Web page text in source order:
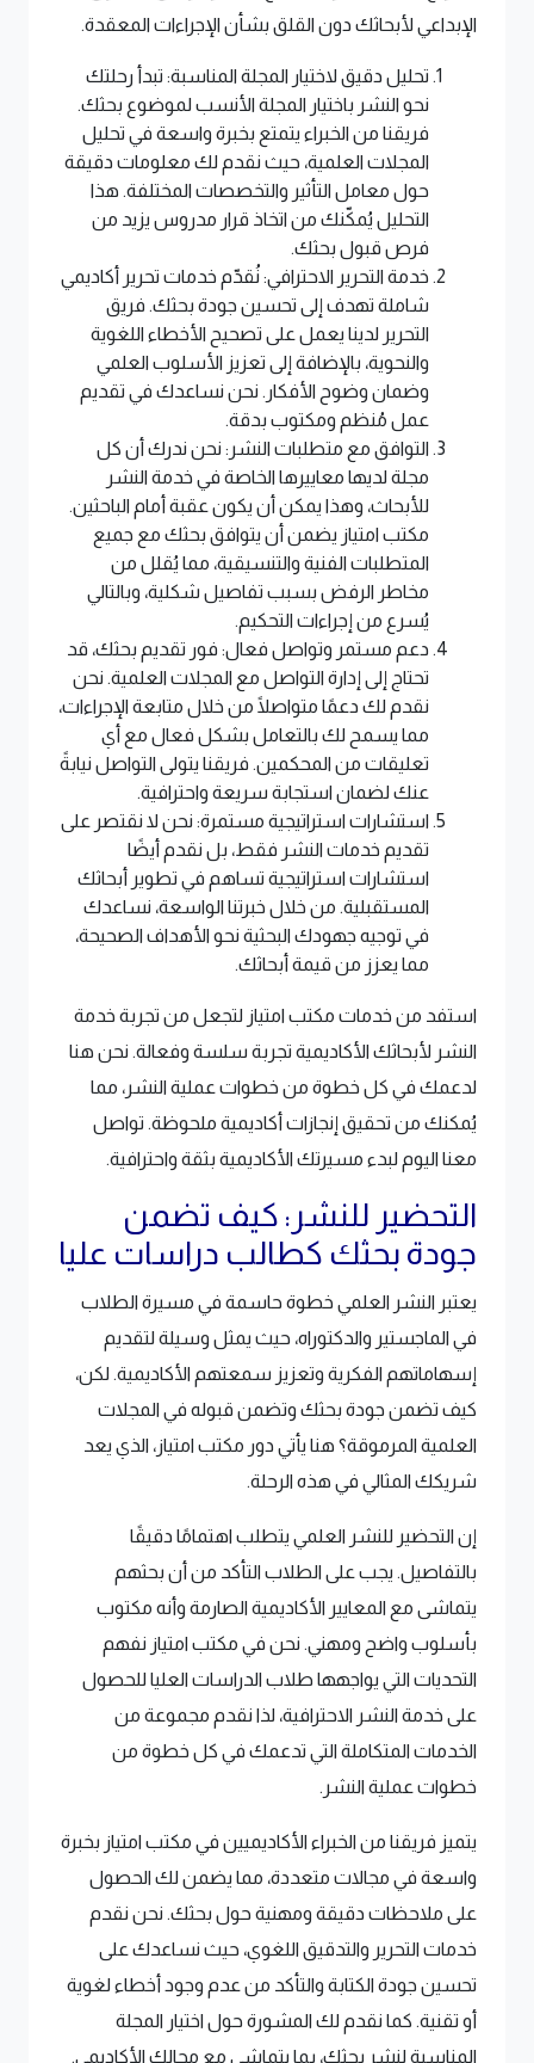
الإبداعي لأبحاثك دون القلق بشأن الإجراءات المعقدة.
تحليل دقيق لاختيار المجلة المناسبة: تبدأ رحلتك
نحو النشر باختيار المجلة الأنسب لموضوع بحثك.
فريقنا من الخبراء يتمتع بخبرة واسعة في تحليل
المجلات العلمية، حيث نقدم لك معلومات دقيقة
حول معامل التأثير والتخصصات المختلفة. هذا
التحليل يُمكّنك من اتخاذ قرار مدروس يزيد من
فرص قبول بحثك.
خدمة التحرير الاحترافي: نُقدّم خدمات تحرير أكاديمي
شاملة تهدف إلى تحسين جودة بحثك. فريق
التحرير لدينا يعمل على تصحيح الأخطاء اللغوية
والنحوية، بالإضافة إلى تعزيز الأسلوب العلمي
وضمان وضوح الأفكار. نحن نساعدك في تقديم
عمل مُنظم ومكتوب بدقة.
التوافق مع متطلبات النشر: نحن ندرك أن كل
مجلة لديها معاييرها الخاصة في خدمة النشر
للأبحاث، وهذا يمكن أن يكون عقبة أمام الباحثين.
مكتب امتياز يضمن أن يتوافق بحثك مع جميع
المتطلبات الفنية والتنسيقية، مما يُقلل من
مخاطر الرفض بسبب تفاصيل شكلية، وبالتالي
يُسرع من إجراءات التحكيم.
دعم مستمر وتواصل فعال: فور تقديم بحثك، قد
تحتاج إلى إدارة التواصل مع المجلات العلمية. نحن
نقدم لك دعمًا متواصلًا من خلال متابعة الإجراءات،
مما يسمح لك بالتعامل بشكل فعال مع أي
تعليقات من المحكمين. فريقنا يتولى التواصل نيابةً
عنك لضمان استجابة سريعة واحترافية.
استشارات استراتيجية مستمرة: نحن لا نقتصر على
تقديم خدمات النشر فقط، بل نقدم أيضًا
استشارات استراتيجية تساهم في تطوير أبحاثك
المستقبلية. من خلال خبرتنا الواسعة، نساعدك
في توجيه جهودك البحثية نحو الأهداف الصحيحة،
مما يعزز من قيمة أبحاثك.
استفد من خدمات مكتب امتياز لتجعل من تجربة خدمة
النشر لأبحاثك الأكاديمية تجربة سلسة وفعالة. نحن هنا
لدعمك في كل خطوة من خطوات عملية النشر، مما
يُمكنك من تحقيق إنجازات أكاديمية ملحوظة. تواصل
معنا اليوم لبدء مسيرتك الأكاديمية بثقة واحترافية.
التحضير للنشر: كيف تضمن
جودة بحثك كطالب دراسات عليا
يعتبر النشر العلمي خطوة حاسمة في مسيرة الطلاب
في الماجستير والدكتوراه، حيث يمثل وسيلة لتقديم
إسهاماتهم الفكرية وتعزيز سمعتهم الأكاديمية. لكن،
كيف تضمن جودة بحثك وتضمن قبوله في المجلات
العلمية المرموقة؟ هنا يأتي دور مكتب امتياز، الذي يعد
شريكك المثالي في هذه الرحلة.
إن التحضير للنشر العلمي يتطلب اهتمامًا دقيقًا
بالتفاصيل. يجب على الطلاب التأكد من أن بحثهم
يتماشى مع المعايير الأكاديمية الصارمة وأنه مكتوب
بأسلوب واضح ومهني. نحن في مكتب امتياز نفهم
التحديات التي يواجهها طلاب الدراسات العليا للحصول
على خدمة النشر الاحترافية، لذا نقدم مجموعة من
الخدمات المتكاملة التي تدعمك في كل خطوة من
خطوات عملية النشر.
يتميز فريقنا من الخبراء الأكاديميين في مكتب امتياز بخبرة
واسعة في مجالات متعددة، مما يضمن لك الحصول
على ملاحظات دقيقة ومهنية حول بحثك. نحن نقدم
خدمات التحرير والتدقيق اللغوي، حيث نساعدك على
تحسين جودة الكتابة والتأكد من عدم وجود أخطاء لغوية
أو تقنية. كما نقدم لك المشورة حول اختيار المجلة
المناسبة لنشر بحثك، بما يتماشى مع مجالك الأكاديمي.